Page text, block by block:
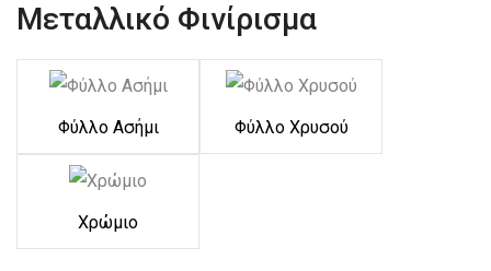
Μεταλλικό Φινίρισμα
Φύλλο Ασήμι Φύλλο Χρυσού
Χρώμιο